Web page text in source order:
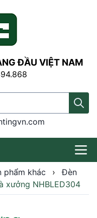
ĐẦU VIỆT NAM
phẩm khác ›
Đèn
xưởng NHBLED304